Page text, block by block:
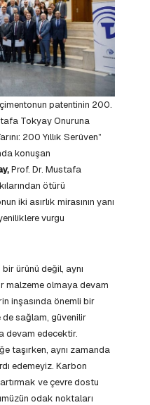
patentinin 200.
Tokyay Onuruna
200 Yıllık Serüven”
konuşan
Prof. Dr. Mustafa
ötürü
iki asırlık mirasının yanı
vurgu
ürünü değil, aynı
malzeme olmaya devam
inşasında önemli bir
sağlam, güvenilir
devam edecektir.
taşırken, aynı zamanda
edemeyiz. Karbon
ve çevre dostu
odak noktaları